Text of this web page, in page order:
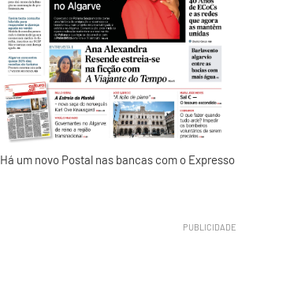
Há um novo Postal nas bancas com o Expresso